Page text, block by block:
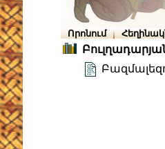
Որոնում